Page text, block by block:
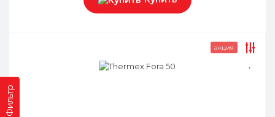
Фильтр
акция